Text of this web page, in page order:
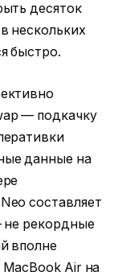
десяток
нескольких
быстро.
— подкачку
данные на
составляет
не рекордные
вполне
Air на